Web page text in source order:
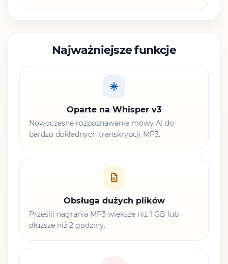
Najważniejsze funkcje
Oparte na Whisper v3
Nowoczesne rozpoznawanie mowy AI do
bardzo dokładnych transkrypcji MP3.
Obsługa dużych plików
Prześlij nagrania MP3 większe niż 1 GB lub
dłuższe niż 2 godziny.